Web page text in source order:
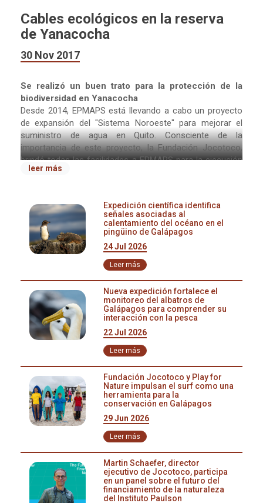
Cables ecológicos en la reserva
de Yanacocha
30 Nov 2017
Expedición científica identifica
señales asociadas al
calentamiento del océano en el
pingüino de Galápagos
24 Jul 2026
Leer más
Nueva expedición fortalece el
monitoreo del albatros de
Galápagos para comprender su
interacción con la pesca
22 Jul 2026
Leer más
Fundación Jocotoco y Play for
Nature impulsan el surf como una
herramienta para la
conservación en Galápagos
29 Jun 2026
Leer más
Martin Schaefer, director
ejecutivo de Jocotoco, participa
en un panel sobre el futuro del
financiamiento de la naturaleza
del Instituto Paulson
Se realizó un buen trato para la protección de la
biodiversidad en Yanacocha
Desde 2014, EPMAPS está llevando a cabo un proyecto
de expansión del "Sistema Noroeste" para mejorar el
suministro de agua en Quito. Consciente de la
importancia de este proyecto, la Fundación Jocotoco,
brindó todas las facilidades a EPMAPS para la ejecución
del trabajo; permitiendo el paso de los caminos, el
En septiembre, se informó a la fundación que para la
línea de energía eléctrica era un requisito indispensable
limpiar la vegetación a lo largo de una franja de 8 metros.
Después de varias reuniones entre el directivo de la
Fundación Michaël Moens (Director de Conservación),
Efrain Cepeda (Director de Reservas del Norte),
autoridades de EPMAPS, EEQ y Verónica Arias, Secretaria
de Medio Ambiente de Quito; finalmente se encontró una
solución, se utilizarán cables de la línea eléctrica con
recubrimiento, esto evitará la limpieza de la vegetación a
lo largo del sendero más importante dentro de la reserva.
leer más